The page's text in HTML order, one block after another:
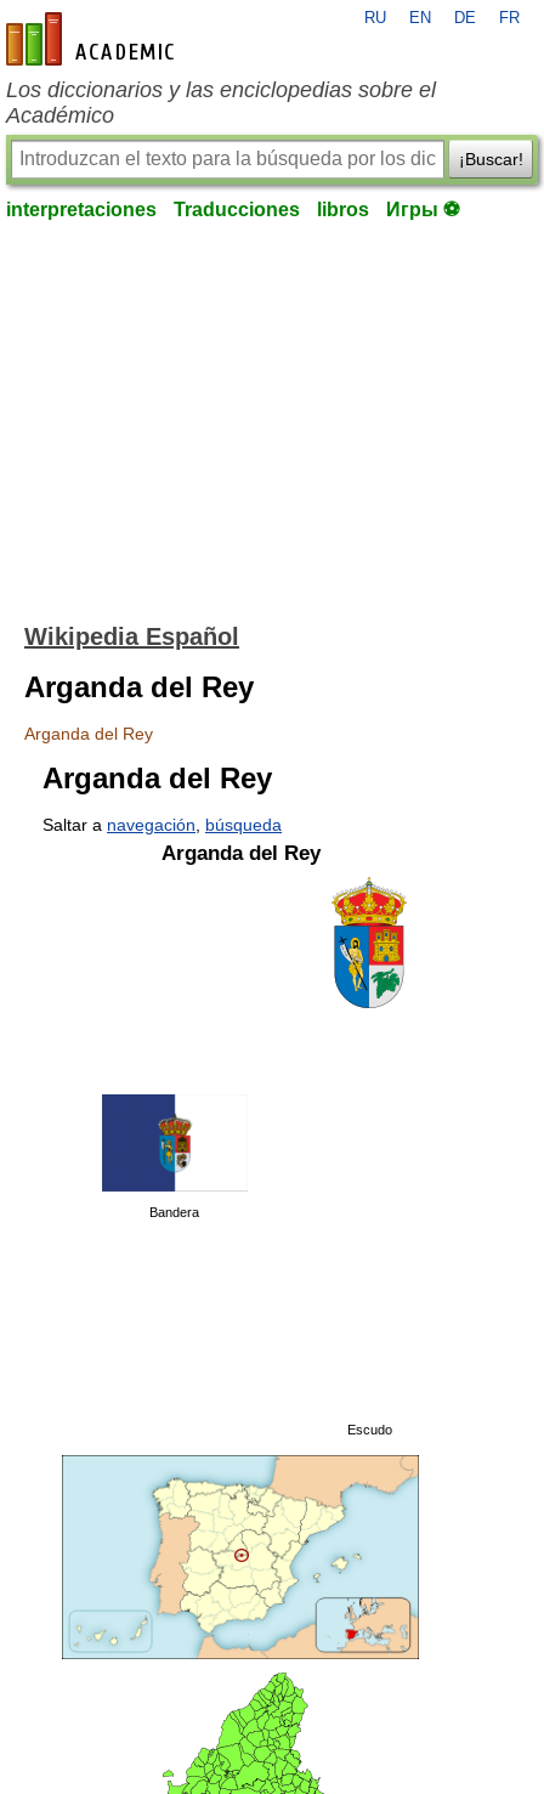
es-academic.com
RU EN DE FR
Los diccionarios y las enciclopedias sobre el
Académico
¡Buscar!
interpretaciones Traducciones libros Игры ⚽
Wikipedia Español
Arganda del Rey
Arganda del Rey
Arganda del Rey
Saltar a navegación búsqueda
Arganda del Rey
Bandera
Escudo